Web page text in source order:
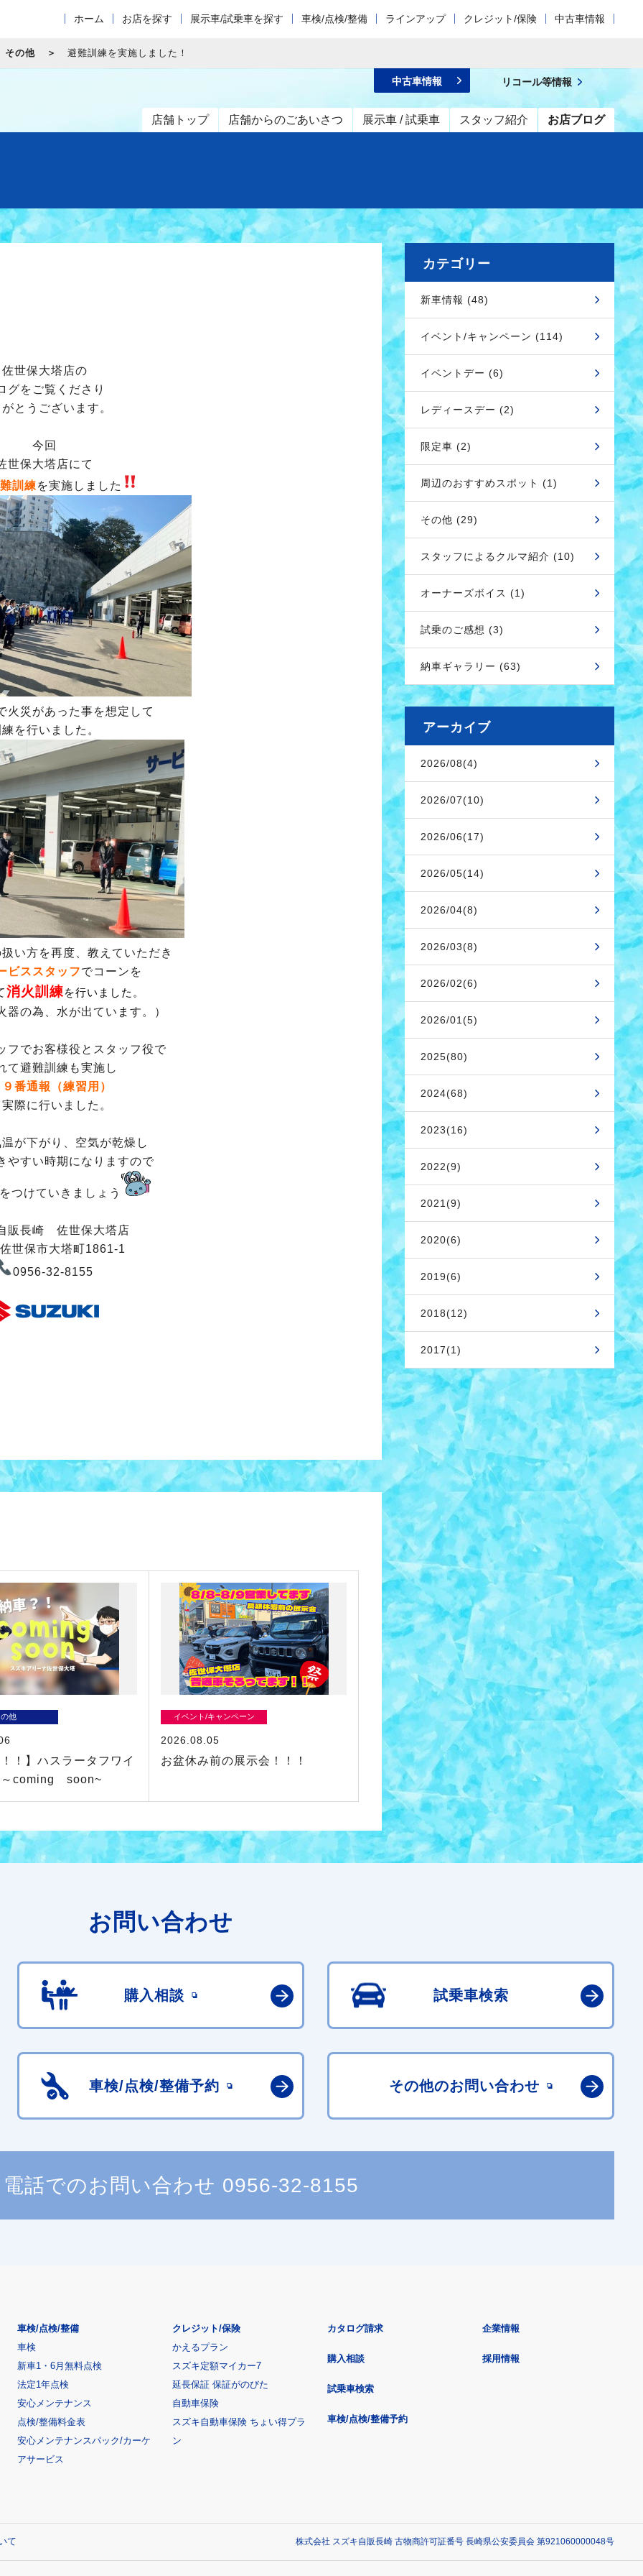
ホーム お店を探す 展示車/試乗車を探す 車検/点検/整備 ラインアップ クレジット/保険 中古車情報
その他 避難訓練を実施しました！
店舗トップ 店舗からのごあいさつ 展示車 / 試乗車 スタッフ紹介 お店ブログ
中古車情報 リコール等情報
佐世保大塔店の
グをご覧くださり
とうございます。
今回
世保大塔店にて
訓練を実施しました
火災があった事を想定して
を行いました。
い方を再度、教えていただき
ビススタッフでコーンを
消火訓練を行いました。
器の為、水が出ています。）
フでお客様役とスタッフ役で
て避難訓練も実施し
番通報（練習用）
際に行いました。
が下がり、空気が乾燥し
やすい時期になりますので
つけていきましょう
販長崎 佐世保大塔店
世保市大塔町1861-1
0956-32-8155
他
！】ハスラータフワイ
～coming soon~
イベント/キャンペーン
2026.08.05
お盆休み前の展示会！！！
カテゴリー
新車情報 (48)
イベント/キャンペーン (114)
イベントデー (6)
レディースデー (2)
限定車 (2)
周辺のおすすめスポット (1)
その他 (29)
スタッフによるクルマ紹介 (10)
オーナーズボイス (1)
試乗のご感想 (3)
納車ギャラリー (63)
アーカイブ
2026/08(4)
2026/07(10)
2026/06(17)
2026/05(14)
2026/04(8)
2026/03(8)
2026/02(6)
2026/01(5)
2025(80)
2024(68)
2023(16)
2022(9)
2021(9)
2020(6)
2019(6)
2018(12)
2017(1)
お問い合わせ
購入相談 試乗車検索
車検/点検/整備予約 その他のお問い合わせ
電話でのお問い合わせ 0956-32-8155
車検/点検/整備
車検
新車1・6月無料点検
法定1年点検
安心メンテナンス
点検/整備料金表
安心メンテナンスパック/カーケ
アサービス
クレジット/保険
かえるプラン
スズキ定額マイカー7
延長保証 保証がのびた
自動車保険
スズキ自動車保険 ちょい得プラ
ン
カタログ請求
購入相談
試乗車検索
車検/点検/整備予約
企業情報
採用情報
て 株式会社 スズキ自販長崎 古物商許可証番号 長崎県公安委員会 第921060000048号